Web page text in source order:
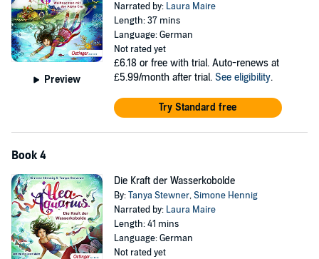
Preview
Narrated by: Laura Maire
Length: 37 mins
Language: German
Not rated yet
£6.18 or free with trial. Auto-renews at
£5.99/month after trial. See eligibility.
Try Standard free
Book 4
Die Kraft der Wasserkobolde
By:Tanya Stewner,Simone Hennig
Narrated by: Laura Maire
Length: 41 mins
Language: German
Not rated yet